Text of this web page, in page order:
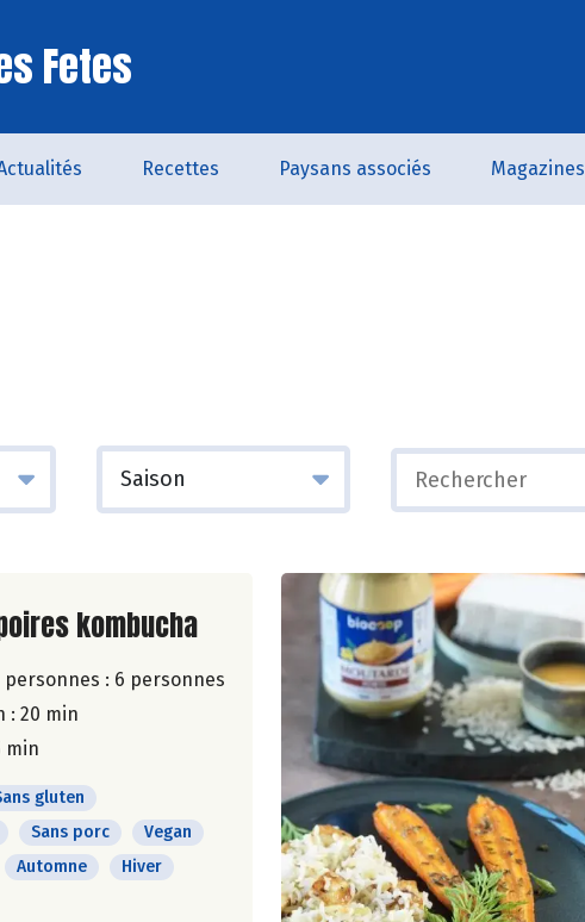
Fetes
Recettes Paysans associés Magazines
de la recette
kombucha
: 6 personnes
: 20 min
min
gluten
Sans porc
Vegan
Automne Hiver